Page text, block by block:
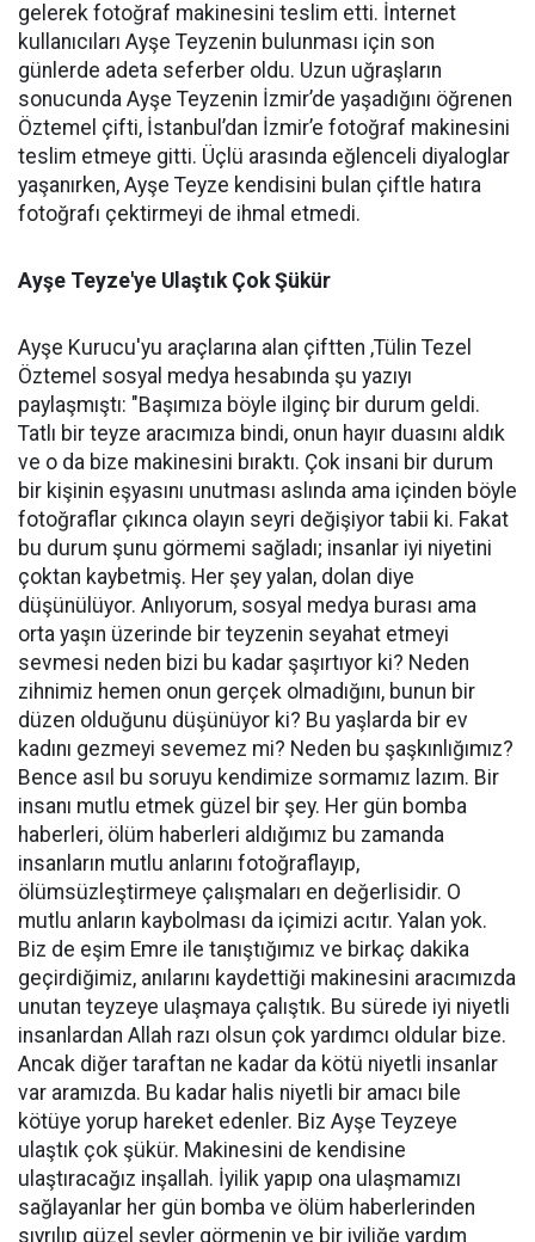
gelerek fotoğraf makinesini teslim etti. İnternet
kullanıcıları Ayşe Teyzenin bulunması için son
günlerde adeta seferber oldu. Uzun uğraşların
sonucunda Ayşe Teyzenin İzmir’de yaşadığını öğrenen
Öztemel çifti, İstanbul’dan İzmir’e fotoğraf makinesini
teslim etmeye gitti. Üçlü arasında eğlenceli diyaloglar
yaşanırken, Ayşe Teyze kendisini bulan çiftle hatıra
fotoğrafı çektirmeyi de ihmal etmedi.
Ayşe Teyze'ye Ulaştık Çok Şükür
Ayşe Kurucu'yu araçlarına alan çiftten ,Tülin Tezel
Öztemel sosyal medya hesabında şu yazıyı
paylaşmıştı: "Başımıza böyle ilginç bir durum geldi.
Tatlı bir teyze aracımıza bindi, onun hayır duasını aldık
ve o da bize makinesini bıraktı. Çok insani bir durum
bir kişinin eşyasını unutması aslında ama içinden böyle
fotoğraflar çıkınca olayın seyri değişiyor tabii ki. Fakat
bu durum şunu görmemi sağladı; insanlar iyi niyetini
çoktan kaybetmiş. Her şey yalan, dolan diye
düşünülüyor. Anlıyorum, sosyal medya burası ama
orta yaşın üzerinde bir teyzenin seyahat etmeyi
sevmesi neden bizi bu kadar şaşırtıyor ki? Neden
zihnimiz hemen onun gerçek olmadığını, bunun bir
düzen olduğunu düşünüyor ki? Bu yaşlarda bir ev
kadını gezmeyi sevemez mi? Neden bu şaşkınlığımız?
Bence asıl bu soruyu kendimize sormamız lazım. Bir
insanı mutlu etmek güzel bir şey. Her gün bomba
haberleri, ölüm haberleri aldığımız bu zamanda
insanların mutlu anlarını fotoğraflayıp,
ölümsüzleştirmeye çalışmaları en değerlisidir. O
mutlu anların kaybolması da içimizi acıtır. Yalan yok.
Biz de eşim Emre ile tanıştığımız ve birkaç dakika
geçirdiğimiz, anılarını kaydettiği makinesini aracımızda
unutan teyzeye ulaşmaya çalıştık. Bu sürede iyi niyetli
insanlardan Allah razı olsun çok yardımcı oldular bize.
Ancak diğer taraftan ne kadar da kötü niyetli insanlar
var aramızda. Bu kadar halis niyetli bir amacı bile
kötüye yorup hareket edenler. Biz Ayşe Teyzeye
ulaştık çok şükür. Makinesini de kendisine
ulaştıracağız inşallah. İyilik yapıp ona ulaşmamızı
sağlayanlar her gün bomba ve ölüm haberlerinden
sıyrılıp güzel şeyler görmenin ve bir iyiliğe yardım